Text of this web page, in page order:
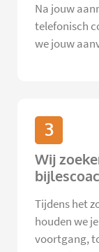
Na jouw
telefonisch
we jouw
3
Wij
Tijdens het
houden we
voortgang,